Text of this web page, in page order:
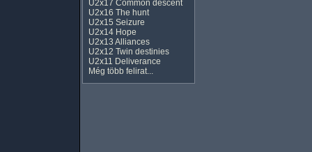
U2x17 Common descent
U2x16 The hunt
U2x15 Seizure
U2x14 Hope
U2x13 Alliances
U2x12 Twin destinies
U2x11 Deliverance
Még több felirat...